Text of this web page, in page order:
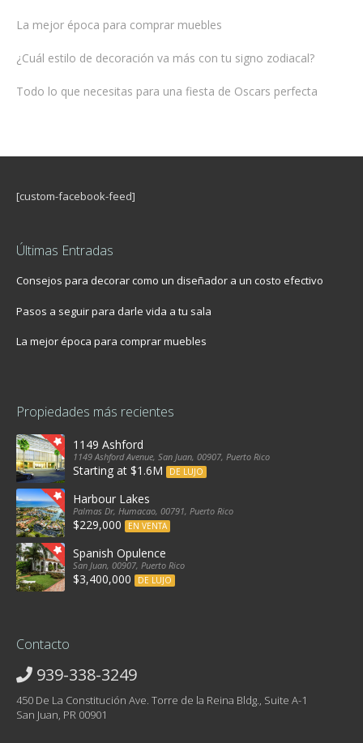
La mejor época para comprar muebles
¿Cuál estilo de decoración va más con tu signo zodiacal?
Todo lo que necesitas para una fiesta de Oscars perfecta
[custom-facebook-feed]
Últimas Entradas
Consejos para decorar como un diseñador a un costo efectivo
Pasos a seguir para darle vida a tu sala
La mejor época para comprar muebles
Propiedades más recientes
1149 Ashford
1149 Ashford Avenue, San Juan, 00907, Puerto Rico
Starting at $1.6M DE LUJO
Harbour Lakes
Palmas Dr, Humacao, 00791, Puerto Rico
$229,000 EN VENTA
Spanish Opulence
San Juan, 00907, Puerto Rico
$3,400,000 DE LUJO
Contacto
939-338-3249
450 De La Constitución Ave. Torre de la Reina Bldg., Suite A-1
San Juan, PR 00901